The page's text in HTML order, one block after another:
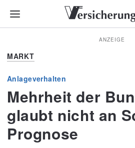
ANZEIGE
MARKT
Anlageverhalten
Mehrheit der
glaubt nicht an
Prognose